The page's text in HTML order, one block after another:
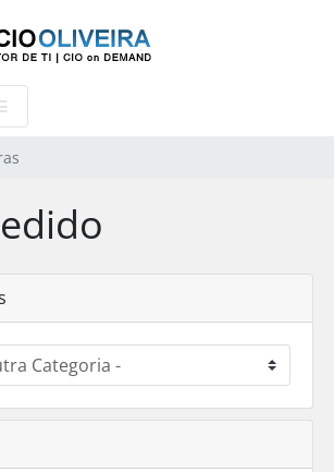
Compras